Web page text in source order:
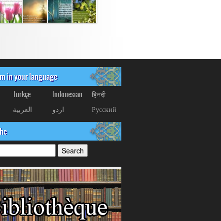
in your language
Türkçe Indonesian
हिनदी
العربیة
اردو Русский